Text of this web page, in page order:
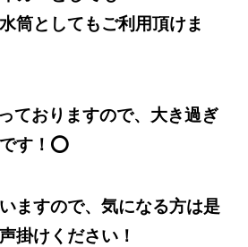
筒としてもご利用頂けま
ておりますので、大き過ぎ
す！⭕️
ますので、気になる方は是
掛けください！